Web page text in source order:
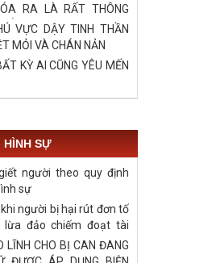
RA LÀ RẤT THÔNG
HỌC TẬP
VỰC DẬY TINH THẦN
MỎI VÀ CHÁN NẢN
KỲ AI CŨNG YÊU MẾN
HÌNH SỰ
người theo quy định
sự
người bị hại rút đơn tố
lừa đảo chiếm đoạt tài
LĨNH CHO BỊ CAN ĐANG